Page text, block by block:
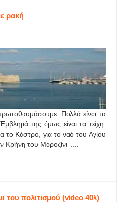
ρακή
Πολλά είναι τα
της όμως είναι τα τείχη.
το Κάστρο, για το ναό του Αγίου
Κρήνη του Μοροζίνι .....
του πολιτισμού (video 40λ)